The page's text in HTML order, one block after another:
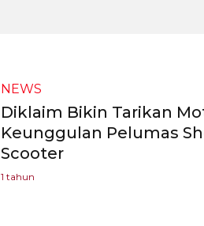
NEWS
Diklaim Bikin Tarikan
Keunggulan Pelumas
Scooter
1 tahun